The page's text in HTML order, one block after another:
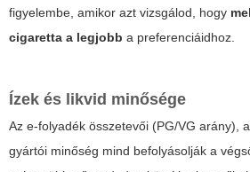
figyelembe, amikor azt vizsgálod, hogy
cigaretta a legjobb a preferenciáidhoz.
Ízek és likvid minősége
Az e-folyadék összetevői (PG/VG arány),
gyártói minőség mind befolyásolják a